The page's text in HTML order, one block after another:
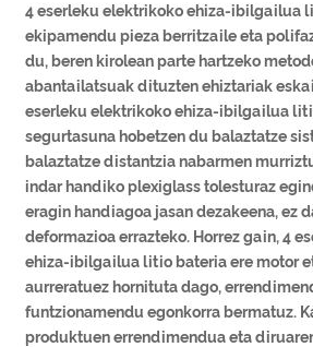
4 eserleku elektrikoko ehiza-ibilgailua
ekipamendu pieza berritzaile eta
du, beren kirolean parte hartzeko
abantailatsuak dituzten ehiztariak
eserleku elektrikoko ehiza-ibilgailua
segurtasuna hobetzen du balaztatze
balaztatze distantzia nabarmen
indar handiko plexiglass tolesturaz
eragin handiagoa jasan dezakeena, ez
deformazioa errazteko. Horrez gain, 4
ehiza-ibilgailua litio bateria ere motor
aurreratuez hornituta dago,
funtzionamendu egonkorra bermatuz.
produktuen errendimendua eta